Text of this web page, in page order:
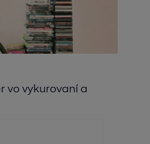
vo vykurovaní a